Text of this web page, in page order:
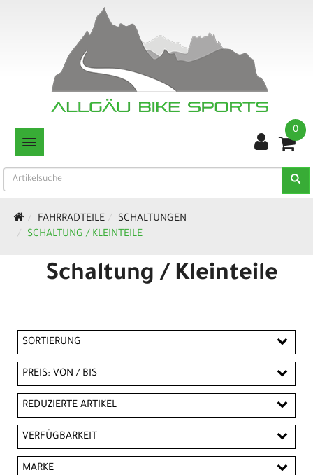
TOGGLE NAVIGATION
0
FAHRRADTEILE
SCHALTUNGEN
SCHALTUNG / KLEINTEILE
Schaltung / Kleinteile
SORTIERUNG
PREIS: VON / BIS
EUR
REDUZIERTE ARTIKEL
Reduzierte Artikel
VERFÜGBARKEIT
MARKE